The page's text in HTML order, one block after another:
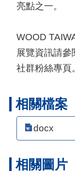
亮點之一。
WOOD
展覽資訊請參
社群粉絲專頁
相關檔案
docx
相關圖片